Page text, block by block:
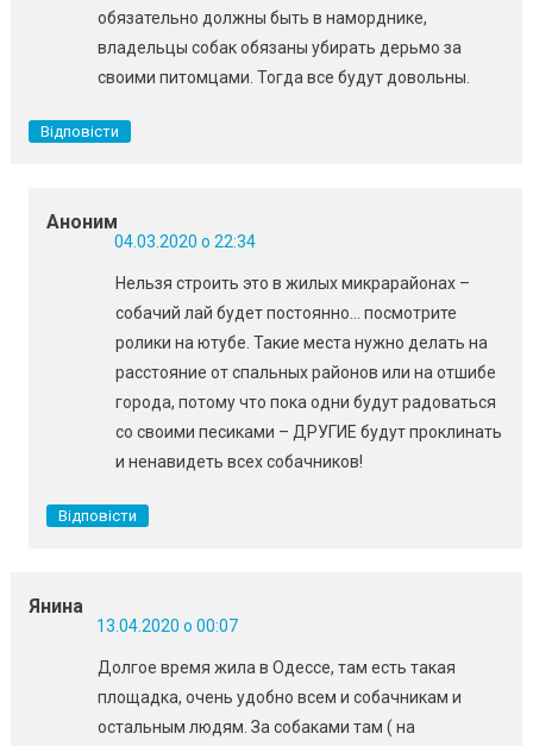
обязательно должны быть в наморднике,
владельцы собак обязаны убирать дерьмо за
своими питомцами. Тогда все будут довольны.
Відповісти
Аноним
04.03.2020 о 22:34
Нельзя строить это в жилых микрарайонах –
собачий лай будет постоянно… посмотрите
ролики на ютубе. Такие места нужно делать на
расстояние от спальных районов или на отшибе
города, потому что пока одни будут радоваться
со своими песиками – ДРУГИЕ будут проклинать
и ненавидеть всех собачников!
Відповісти
Янина
13.04.2020 о 00:07
Долгое время жила в Одессе, там есть такая
площадка, очень удобно всем и собачникам и
остальным людям. За собаками там ( на